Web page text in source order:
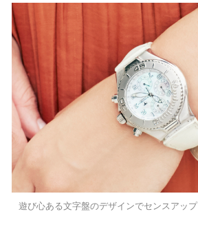
遊び心ある文字盤のデザインでセンスアップ